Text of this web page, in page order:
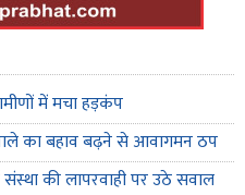
में मचा हड़कंप
का बहाव बढ़ने से आवागमन ठप
की लापरवाही पर उठे सवाल